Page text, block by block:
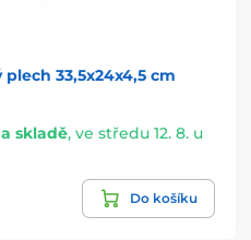
plech 33,5x24x4,5 cm
skladě, ve středu 12. 8. u
Do košíku